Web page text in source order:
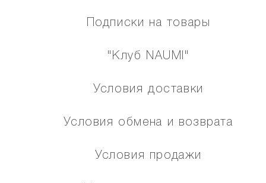
Подписки на товары
"Клуб NAUMI"
Условия доставки
Условия обмена и возврата
Условия продажи